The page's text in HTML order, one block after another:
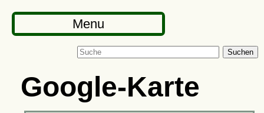
Menu
Suchen
Google-Karte